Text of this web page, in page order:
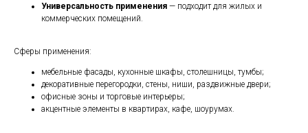
Универсальность применения — подходит для жилых и
коммерческих помещений.
Сферы применения:
мебельные фасады, кухонные шкафы, столешницы, тумбы;
декоративные перегородки, стены, ниши, раздвижные двери;
офисные зоны и торговые интерьеры;
акцентные элементы в квартирах, кафе, шоурумах.